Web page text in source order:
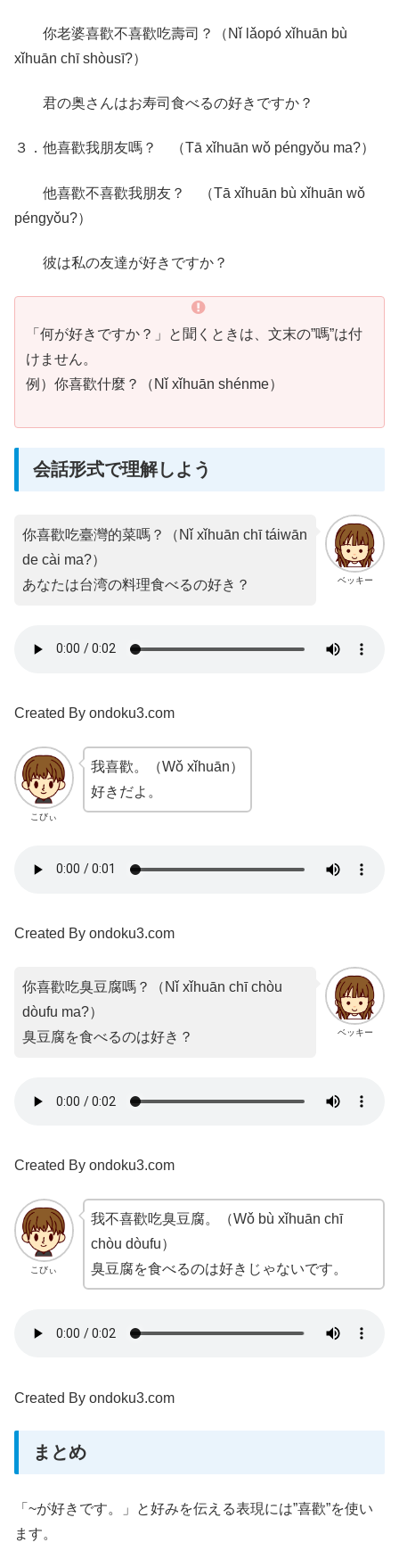
你老婆喜歡不喜歡吃壽司？（Nǐ lǎopó xǐhuān bù
xǐhuān chī shòusī?）
君の奥さんはお寿司食べるの好きですか？
３．他喜歡我朋友嗎？ （Tā xǐhuān wǒ péngyǒu ma?）
他喜歡不喜歡我朋友？ （Tā xǐhuān bù xǐhuān wǒ
péngyǒu?）
彼は私の友達が好きですか？
「何が好きですか？」と聞くときは、文末の”嗎”は付
けません。
例）你喜歡什麼？（Nǐ xǐhuān shénme）
会話形式で理解しよう
ベッキー
你喜歡吃臺灣的菜嗎？（Nǐ xǐhuān chī táiwān
de cài ma?）
あなたは台湾の料理食べるの好き？
Created By ondoku3.com
こびぃ
我喜歡。（Wǒ xǐhuān）
好きだよ。
Created By ondoku3.com
ベッキー
你喜歡吃臭豆腐嗎？（ Nǐ xǐhuān chī chòu
dòufu ma?）
臭豆腐を食べるのは好き？
Created By ondoku3.com
こびぃ
我不喜歡吃臭豆腐。（Wǒ bù xǐhuān chī
chòu dòufu）
臭豆腐を食べるのは好きじゃないです。
Created By ondoku3.com
まとめ
「~が好きです。」と好みを伝える表現には”喜歡”を使い
ます。